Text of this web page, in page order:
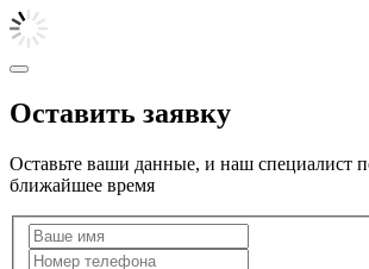
Оставить заявку
Оставьте ваши данные, и наш специалист
ближайшее время